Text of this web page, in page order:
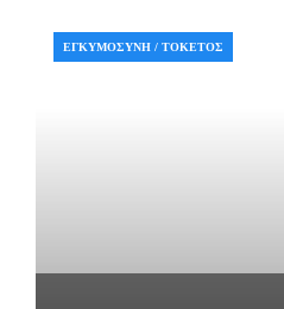
ΕΓΚΥΜΟΣΎΝΗ / ΤΟΚΕΤΌΣ